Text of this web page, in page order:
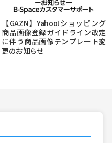
【GAZN】Yahoo!ショッピング
商品画像登録ガイドライン改定
に伴う商品画像テンプレート変
更のお知らせ